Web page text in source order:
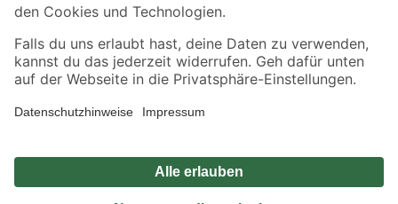
Alle Preisangaben in EUR inkl. gesetzl. MwSt.. Die dargestellten Angebote sind unter
Umständen nicht in allen Märkten verfügbar. Die angegebenen Verfügbarkeiten beziehen
Produkte nur solange der Vorrat reicht.
*Paketversand ab 59 € versandkostenfrei, gilt nicht für Artikel mit Speditionsversand, hier
Privatsphäre Impressum
Nutzungsbedingungen
Widerrufsrecht
Vertrag widerrufen